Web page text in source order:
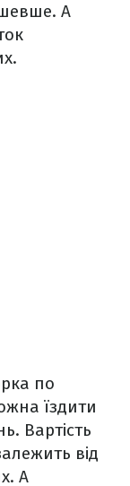
А
по
їздити
Вартість
від
А